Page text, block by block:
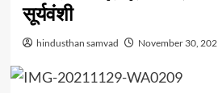
सूर्यवंशी
hindusthan samvad November 30,